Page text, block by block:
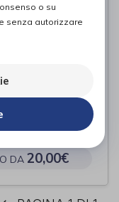
DA 20,00€
o su
senza autorizzare